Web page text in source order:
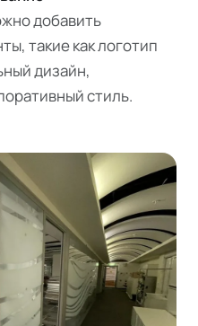
добавить
такие как логотип
дизайн,
стиль.